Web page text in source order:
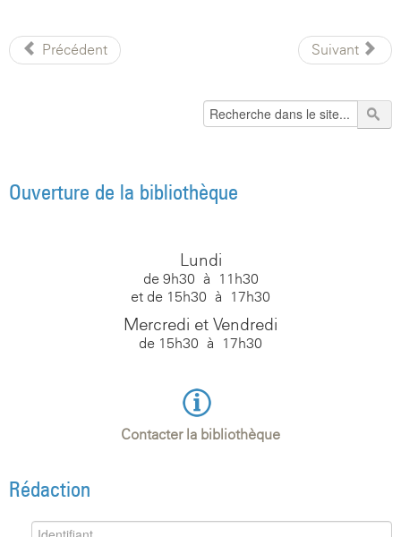
Précédent Suivant
Ouverture de la bibliothèque
Lundi
de 9h30 à 11h30
et de 15h30 à 17h30
Mercredi et Vendredi
de 15h30 à 17h30
Contacter la bibliothèque
Rédaction